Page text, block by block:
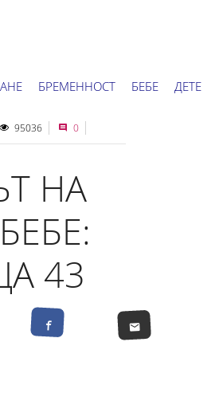
БРЕМЕННОСТ БЕБЕ ДЕТЕ
ХОРОСКОП
95036 0
НА
43